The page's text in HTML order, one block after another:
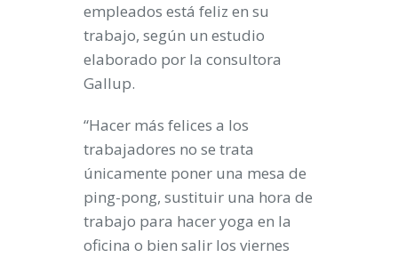
empleados está feliz en su
trabajo, según un estudio
elaborado por la consultora
Gallup.
“Hacer más felices a los
trabajadores no se trata
únicamente poner una mesa de
ping-pong, sustituir una hora de
trabajo para hacer yoga en la
oficina o bien salir los viernes